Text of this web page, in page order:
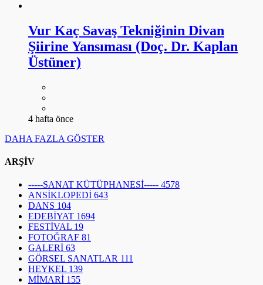
Vur Kaç Savaş Tekniğinin Divan
Şiirine Yansıması (Doç. Dr. Kaplan
Üstüner)
4 hafta önce
DAHA FAZLA GÖSTER
ARŞİV
-----SANAT KÜTÜPHANESİ----- 4578
ANSİKLOPEDİ 643
DANS 104
EDEBİYAT 1694
FESTİVAL 19
FOTOĞRAF 81
GALERİ 63
GÖRSEL SANATLAR 111
HEYKEL 139
MİMARİ 155